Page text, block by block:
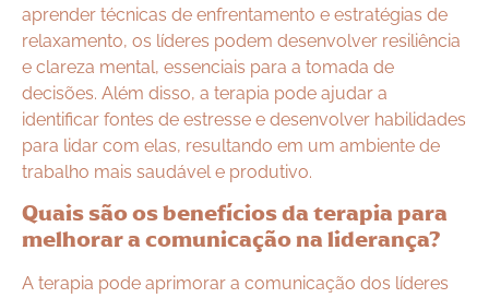
aprender técnicas de enfrentamento e estratégias de
relaxamento, os líderes podem desenvolver resiliência
e clareza mental, essenciais para a tomada de
decisões. Além disso, a terapia pode ajudar a
identificar fontes de estresse e desenvolver habilidades
para lidar com elas, resultando em um ambiente de
trabalho mais saudável e produtivo.
Quais são os benefícios da terapia para
melhorar a comunicação na liderança?
A terapia pode aprimorar a comunicação dos líderes